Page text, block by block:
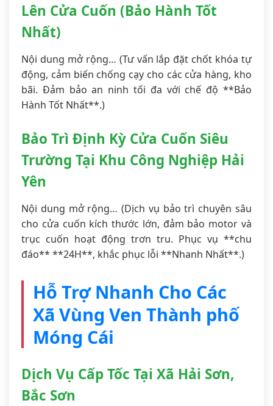
Lên Cửa Cuốn (Bảo Hành Tốt
Nhất)
Nội dung mở rộng… (Tư vấn lắp đặt chốt khóa tự
động, cảm biến chống cạy cho các cửa hàng, kho
bãi. Đảm bảo an ninh tối đa với chế độ **Bảo
Hành Tốt Nhất**.)
Bảo Trì Định Kỳ Cửa Cuốn Siêu
Trường Tại Khu Công Nghiệp Hải
Yên
Nội dung mở rộng… (Dịch vụ bảo trì chuyên sâu
cho cửa cuốn kích thước lớn, đảm bảo motor và
trục cuốn hoạt động trơn tru. Phục vụ **chu
đáo** **24H**, khắc phục lỗi **Nhanh Nhất**.)
Hỗ Trợ Nhanh Cho Các
Xã Vùng Ven Thành phố
Móng Cái
Dịch Vụ Cấp Tốc Tại Xã Hải Sơn,
Bắc Sơn